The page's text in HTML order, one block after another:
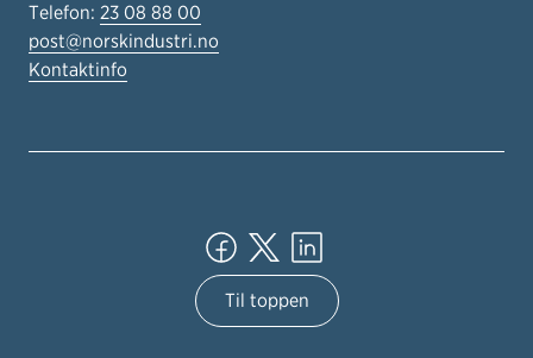
Telefon: 23 08 88 00
post@norskindustri.no
Kontaktinfo
Til toppen